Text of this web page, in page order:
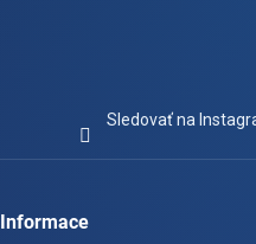
Sledovať na
Informace